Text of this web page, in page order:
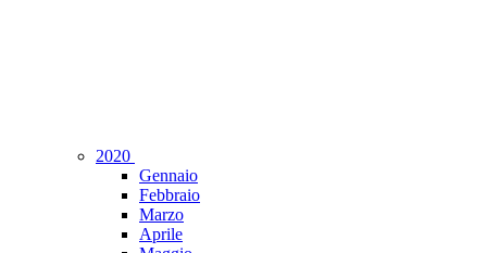
2020
Gennaio
Febbraio
Marzo
Aprile